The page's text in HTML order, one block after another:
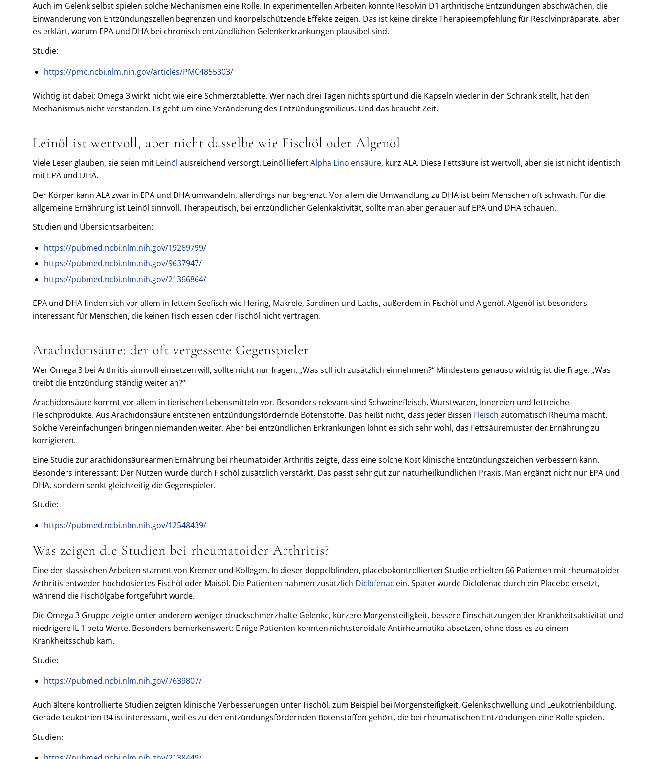
Auch im Gelenk selbst spielen solche Mechanismen eine Rolle. In experimentellen Arbeiten konnte Resolvin D1 arthritische Entzündungen abschwächen, die
Einwanderung von Entzündungszellen begrenzen und knorpelschützende Effekte zeigen. Das ist keine direkte Therapieempfehlung für Resolvinpräparate, aber
es erklärt, warum EPA und DHA bei chronisch entzündlichen Gelenkerkrankungen plausibel sind.
Studie:
https://pmc.ncbi.nlm.nih.gov/articles/PMC4855303/
Wichtig ist dabei: Omega 3 wirkt nicht wie eine Schmerztablette. Wer nach drei Tagen nichts spürt und die Kapseln wieder in den Schrank stellt, hat den
Mechanismus nicht verstanden. Es geht um eine Veränderung des Entzündungsmilieus. Und das braucht Zeit.
Leinöl ist wertvoll, aber nicht dasselbe wie Fischöl oder Algenöl
Viele Leser glauben, sie seien mit Leinöl ausreichend versorgt. Leinöl liefertAlpha Linolensäure, kurz ALA. Diese Fettsäure ist wertvoll, aber sie ist nicht identisch
mit EPA und DHA.
Der Körper kann ALA zwar in EPA und DHA umwandeln, allerdings nur begrenzt. Vor allem die Umwandlung zu DHA ist beim Menschen oft schwach. Für die
allgemeine Ernährung ist Leinöl sinnvoll. Therapeutisch, bei entzündlicher Gelenkaktivität, sollte man aber genauer auf EPA und DHA schauen.
Studien und Übersichtsarbeiten:
https://pubmed.ncbi.nlm.nih.gov/19269799/
https://pubmed.ncbi.nlm.nih.gov/9637947/
https://pubmed.ncbi.nlm.nih.gov/21366864/
EPA und DHA finden sich vor allem in fettem Seefisch wie Hering, Makrele, Sardinen und Lachs, außerdem in Fischöl und Algenöl. Algenöl ist besonders
interessant für Menschen, die keinen Fisch essen oder Fischöl nicht vertragen.
Arachidonsäure: der oft vergessene Gegenspieler
Wer Omega 3 bei Arthritis sinnvoll einsetzen will, sollte nicht nur fragen: „Was soll ich zusätzlich einnehmen?“ Mindestens genauso wichtig ist die Frage: „Was
treibt die Entzündung ständig weiter an?“
Arachidonsäure kommt vor allem in tierischen Lebensmitteln vor. Besonders relevant sind Schweinefleisch, Wurstwaren, Innereien und fettreiche
Fleischprodukte. Aus Arachidonsäure entstehen entzündungsfördernde Botenstoffe. Das heißt nicht, dass jeder Bissen Fleisch automatisch Rheuma macht.
Solche Vereinfachungen bringen niemanden weiter. Aber bei entzündlichen Erkrankungen lohnt es sich sehr wohl, das Fettsäuremuster der Ernährung zu
korrigieren.
Eine Studie zur arachidonsäurearmen Ernährung bei rheumatoider Arthritis zeigte, dass eine solche Kost klinische Entzündungszeichen verbessern kann.
Besonders interessant: Der Nutzen wurde durch Fischöl zusätzlich verstärkt. Das passt sehr gut zur naturheilkundlichen Praxis. Man ergänzt nicht nur EPA und
DHA, sondern senkt gleichzeitig die Gegenspieler.
Studie:
https://pubmed.ncbi.nlm.nih.gov/12548439/
Was zeigen die Studien bei rheumatoider Arthritis?
Eine der klassischen Arbeiten stammt von Kremer und Kollegen. In dieser doppelblinden, placebokontrollierten Studie erhielten 66 Patienten mit rheumatoider
Arthritis entweder hochdosiertes Fischöl oder Maisöl. Die Patienten nahmen zusätzlich Diclofenac ein. Später wurde Diclofenac durch ein Placebo ersetzt,
während die Fischölgabe fortgeführt wurde.
Die Omega 3 Gruppe zeigte unter anderem weniger druckschmerzhafte Gelenke, kürzere Morgensteifigkeit, bessere Einschätzungen der Krankheitsaktivität und
niedrigere IL 1 beta Werte. Besonders bemerkenswert: Einige Patienten konnten nichtsteroidale Antirheumatika absetzen, ohne dass es zu einem
Krankheitsschub kam.
Studie:
https://pubmed.ncbi.nlm.nih.gov/7639807/
Auch ältere kontrollierte Studien zeigten klinische Verbesserungen unter Fischöl, zum Beispiel bei Morgensteifigkeit, Gelenkschwellung und Leukotrienbildung.
Gerade Leukotrien B4 ist interessant, weil es zu den entzündungsfördernden Botenstoffen gehört, die bei rheumatischen Entzündungen eine Rolle spielen.
Studien: